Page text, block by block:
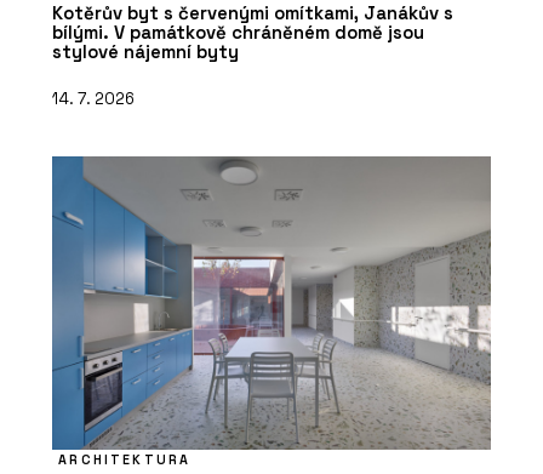
Kotěrův byt s červenými omítkami, Janákův s
bílými. V památkově chráněném domě jsou
stylové nájemní byty
14. 7. 2026
ARCHITEKTURA